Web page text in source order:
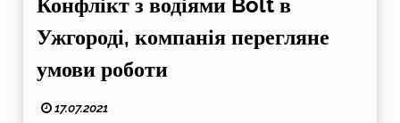
Ужгороді, компанія перегляне
умови роботи
17.07.2021